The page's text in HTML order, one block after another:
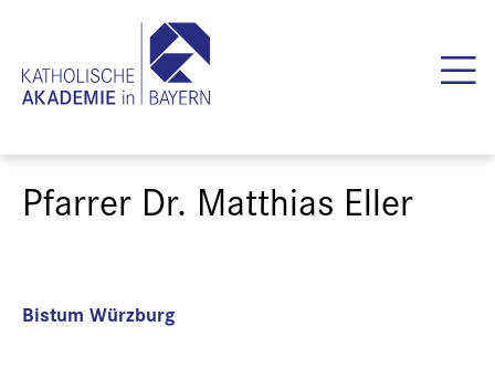
Pfarrer Dr. Matthias Eller
Bistum Würzburg